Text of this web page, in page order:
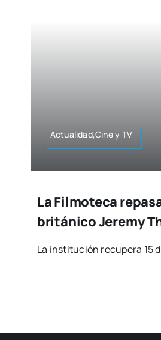
Actualidad,Cine y TV
La Filmoteca
británico Jeremy
La ins­ti­tu­ción recu­pe­ra 15